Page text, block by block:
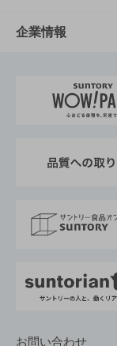
栄養成分一覧
工場見学
地域情報
サントリーホー
サントリーサ
サステナビリ
サントリーが
企業情報
企業概要
採用情報
お問い合わせ